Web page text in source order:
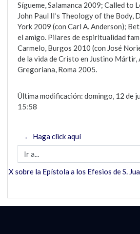
Sígueme, Salamanca 2009; Called to
John Paul II’s Theology of the Body,
York 2009 (con Carl A. Anderson);
el amigo. Pilares de espiritualidad
Carmelo, Burgos 2010 (con José
de la vida de Cristo en Justino Mártir,
Gregoriana, Roma 2005.
Última modificación: domingo, 12 de
15:58
← Haga click aquí
Ir a...
sobre la Epístola a los Efesios de S.